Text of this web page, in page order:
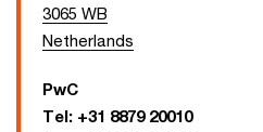
3065 WB
Netherlands
PwC
Tel: +31 8879 20010